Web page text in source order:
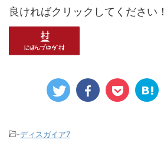
良ければクリックしてください！
-ディスガイア7